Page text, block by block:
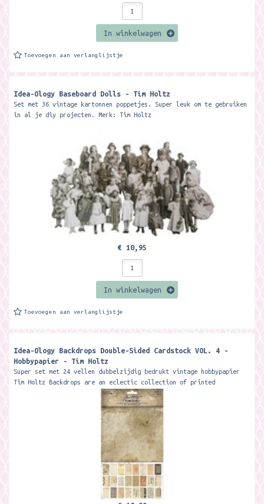
In winkelwagen
Toevoegen aan verlanglijstje
Idea-Ology Baseboard Dolls - Tim Holtz
Set met 36 vintage kartonnen poppetjes. Super leuk om te gebruiken
in al je diy projecten. Merk: Tim Holtz
€ 10,95
In winkelwagen
Toevoegen aan verlanglijstje
Idea-Ology Backdrops Double-Sided Cardstock VOL. 4 -
Hobbypapier - Tim Holtz
Super set met 24 vellen dubbelzijdig bedrukt vintage hobbypapier
Tim Holtz Backdrops are an eclectic collection of printed